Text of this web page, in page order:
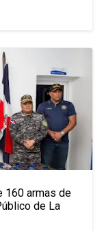
160 armas de
de La